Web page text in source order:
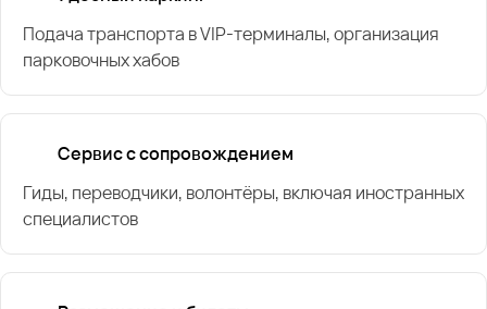
Подача транспорта в VIP-терминалы, организация
парковочных хабов
Сервис с сопровождением
Гиды, переводчики, волонтёры, включая иностранных
специалистов